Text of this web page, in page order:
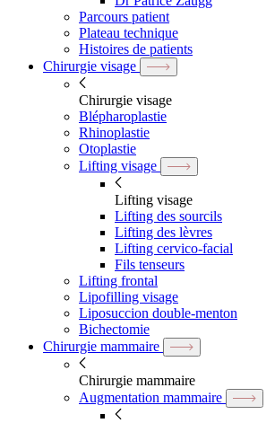
Parcours patient
Plateau technique
Histoires de patients
Chirurgie visage
Chirurgie visage
Blépharoplastie
Rhinoplastie
Otoplastie
Lifting visage
Lifting visage
Lifting des sourcils
Lifting des lèvres
Lifting cervico-facial
Fils tenseurs
Lifting frontal
Lipofilling visage
Liposuccion double-menton
Bichectomie
Chirurgie mammaire
Chirurgie mammaire
Augmentation mammaire